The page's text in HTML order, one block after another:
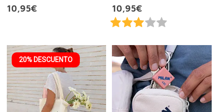
10,95€
10,95€
20% DESCUENTO